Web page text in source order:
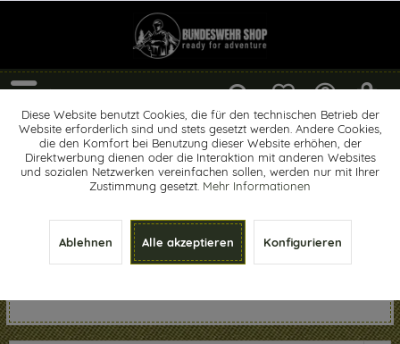
Menü
Gürtel
Gürtel für den Einsatz und Alltag Der Gürtel hat in erster
Linie, die Aufgabe, die Hose fest zu halten und vor dem
rutschen zu schützen. Allerdings gibt es neben der
Diese Website benutzt Cookies, die für den technischen Betrieb der
Website erforderlich sind und stets gesetzt werden. Andere Cookies,
die den Komfort bei Benutzung dieser Website erhöhen, der
Direktwerbung dienen oder die Interaktion mit anderen Websites
und sozialen Netzwerken vereinfachen sollen, werden nur mit Ihrer
Zustimmung gesetzt. Mehr Informationen
Ablehnen Alle akzeptieren Konfigurieren